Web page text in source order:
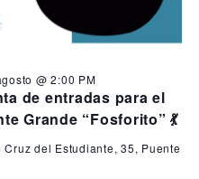
de entradas para el
Grande “Fosforito” 💃
@ 2:00 PM
Cruz del Estudiante, 35, Puente